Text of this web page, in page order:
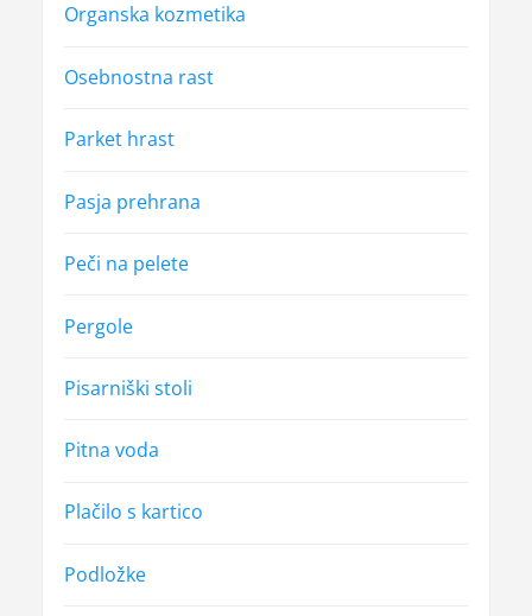
Organska kozmetika
Osebnostna rast
Parket hrast
Pasja prehrana
Peči na pelete
Pergole
Pisarniški stoli
Pitna voda
Plačilo s kartico
Podložke